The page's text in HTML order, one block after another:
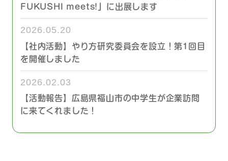
FUKUSHI meets!」に出展します
【社内活動】やり方研究委員会を設立！第1回目
を開催しました
2026.05.20
【活動報告】広島県福山市の中学生が企業訪問
に来てくれました！
2026.02.03